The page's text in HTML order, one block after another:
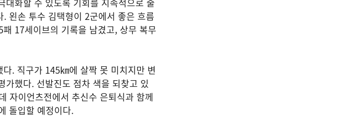
대화할 수 있도록 기회를 지속적으로 줄
왼손 투수 김택형이 2군에서 좋은 흐름
17세이브의 기록을 남겼고, 상무 복무
. 직구가 145㎞에 살짝 못 미치지만 변
했다. 선발진도 점차 색을 되찾고 있
자이언츠전에서 추신수 은퇴식과 함께
돌입할 예정이다.